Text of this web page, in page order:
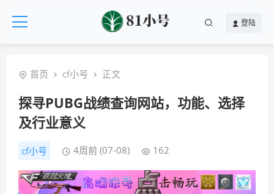
登陆
首页 cf小号 正文
探寻PUBG战绩查询网站，功能、选择
及行业意义
cf小号 4周前 (07-08) 162